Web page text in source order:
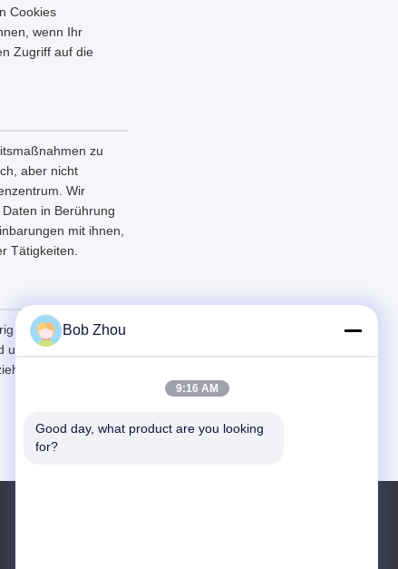
Cookies
wenn Ihr
Zugriff auf die
zu
aber nicht
Wir
in Berührung
mit ihnen,
Tätigkeiten.
sind, empfehlen wir
Dienste zu
Bob Zhou
9:16 AM
Good day, what product are you looking
for?